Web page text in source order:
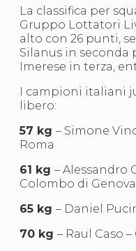
Corsi
Corsi
Edutraining
Corso
Corso
La classifica per
Gruppo Lottatori
alto con 26 punti,
Silanus in seconda
Imerese in terza,
I campioni italiani
libero:
57 kg– Simone
Roma
61 kg– Alessandro
Colombo di Genova
65 kg– Daniel
70 kg– Raul Caso